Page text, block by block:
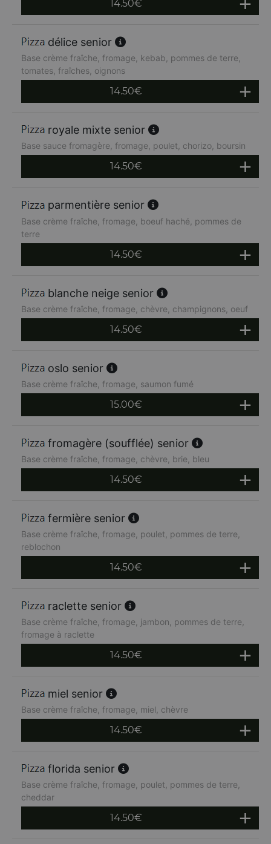
14.50€
délice senior
Base crème fraîche, fromage, kebab, pommes de terre,
tomates, fraîches, oignons
14.50€
royale mixte senior
Base sauce fromagère, fromage, poulet, chorizo, boursin
14.50€
parmentière senior
Base crème fraîche, fromage, boeuf haché, pommes de
terre
14.50€
blanche neige senior
Base crème fraîche, fromage, chèvre, champignons, oeuf
14.50€
oslo senior
Base crème fraîche, fromage, saumon fumé
15.00€
fromagère (soufflée) senior
Base crème fraîche, fromage, chèvre, brie, bleu
14.50€
fermière senior
Base crème fraîche, fromage, poulet, pommes de terre,
reblochon
14.50€
raclette senior
Base crème fraîche, fromage, jambon, pommes de terre,
fromage à raclette
14.50€
miel senior
Base crème fraîche, fromage, miel, chèvre
14.50€
florida senior
Base crème fraîche, fromage, poulet, pommes de terre,
cheddar
14.50€